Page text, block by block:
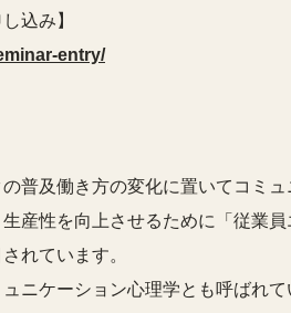
込み】
entry/
普及働き方の変化に置いてコミ
産性を向上させるために「従業
れています。
ニケーション心理学とも呼ばれ